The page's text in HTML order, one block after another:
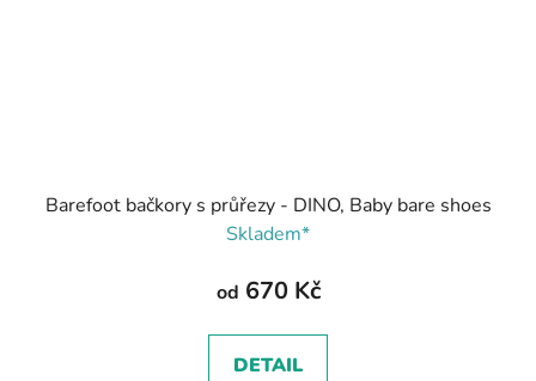
Barefoot bačkory s průřezy - DINO, Baby bare shoes
Skladem*
od 670 Kč
DETAIL